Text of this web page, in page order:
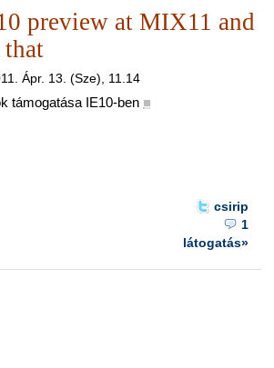
preview at MIX11 and
Ápr. 13. (Sze), 11.14
támogatása IE10-ben ■
csirip
1
látogatás»